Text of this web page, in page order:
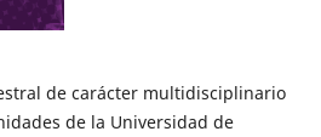
de carácter multidisciplinario
de la Universidad de